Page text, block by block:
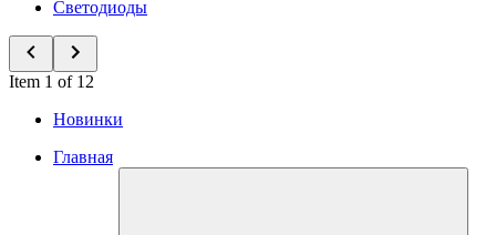
Светодиоды
Item 1 of 12
Новинки
Главная